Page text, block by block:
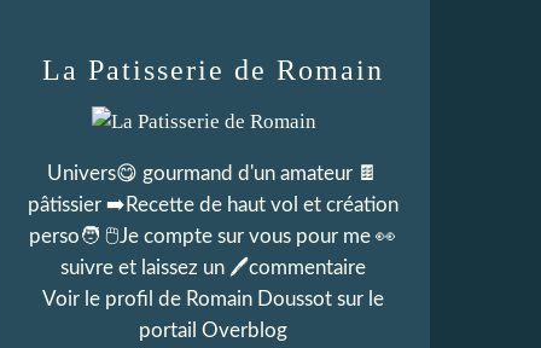
La Patisserie de Romain
Univers😋 gourmand d'un amateur 🍫
pâtissier ➡️Recette de haut vol et création
perso🧑 🖱Je compte sur vous pour me 👀
suivre et laissez un 🖊commentaire
Voir le profil de Romain Doussotsur le
portail Overblog